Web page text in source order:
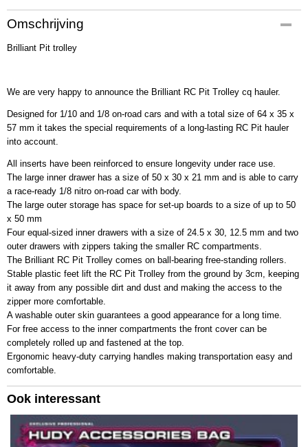
Productcode
BR7101
EAN code
BR7101
Bruto gewicht
10,00 Kg
Omschrijving
Brilliant Pit trolley
We are very happy to announce the Brilliant RC Pit Trolley cq hauler.
Designed for 1/10 and 1/8 on-road cars and with a total size of 64 x 35 x
57 mm it takes the special requirements of a long-lasting RC Pit hauler
into account.
All inserts have been reinforced to ensure longevity under race use.
The large inner drawer has a size of 50 x 30 x 21 mm and is able to carry
a race-ready 1/8 nitro on-road car with body.
The large outer storage has space for set-up boards to a size of up to 50
x 50 mm
Four equal-sized inner drawers with a size of 24.5 x 30, 12.5 mm and two
outer drawers with zippers taking the smaller RC compartments.
The Brilliant RC Pit Trolley comes on ball-bearing free-standing rollers.
Stable plastic feet lift the RC Pit Trolley from the ground by 3cm, keeping
it away from any possible dirt and dust and making the access to the
zipper more comfortable.
A washable outer skin guarantees a good appearance for a long time.
For free access to the inner compartments the front cover can be
completely rolled up and fastened at the top.
Ergonomic heavy-duty carrying handles making transportation easy and
comfortable.
Ook interessant